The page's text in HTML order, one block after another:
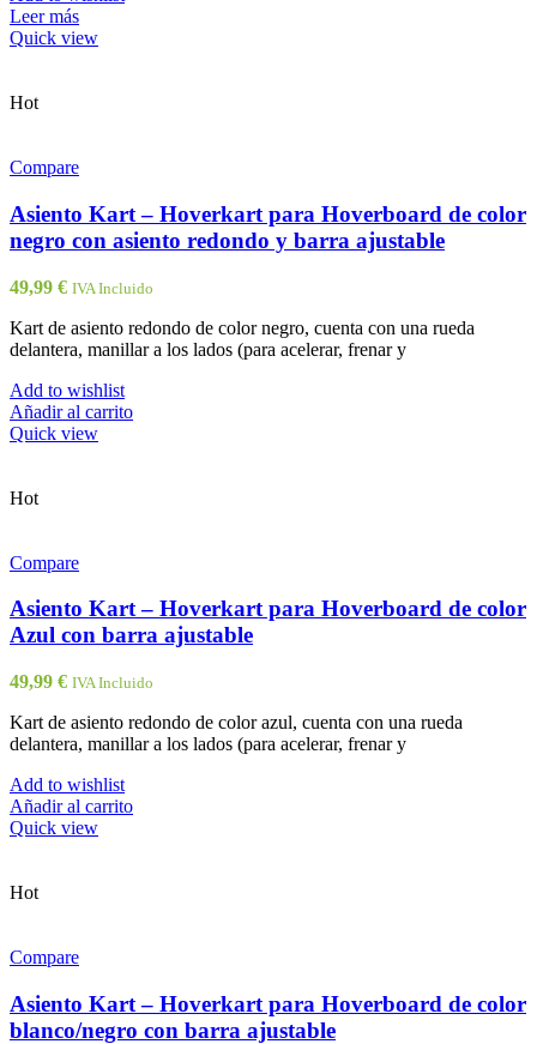
Leer más
Quick view
Hot
Compare
Asiento Kart – Hoverkart para Hoverboard de color
negro con asiento redondo y barra ajustable
49,99 € IVA Incluido
Kart de asiento redondo de color negro, cuenta con una rueda
delantera, manillar a los lados (para acelerar, frenar y
Add to wishlist
Añadir al carrito
Quick view
Hot
Compare
Asiento Kart – Hoverkart para Hoverboard de color
Azul con barra ajustable
49,99 € IVA Incluido
Kart de asiento redondo de color azul, cuenta con una rueda
delantera, manillar a los lados (para acelerar, frenar y
Add to wishlist
Añadir al carrito
Quick view
Hot
Compare
Asiento Kart – Hoverkart para Hoverboard de color
blanco/negro con barra ajustable